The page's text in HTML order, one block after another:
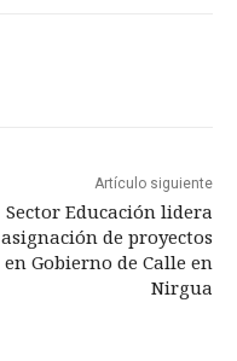
Artículo siguiente
Sector Educación lidera
asignación de proyectos
en Gobierno de Calle en
Nirgua